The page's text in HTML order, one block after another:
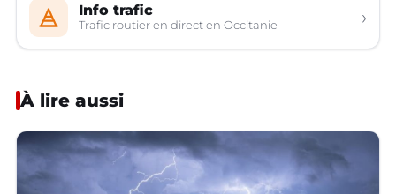
Info trafic
Trafic routier en direct en Occitanie ›
À lire aussi